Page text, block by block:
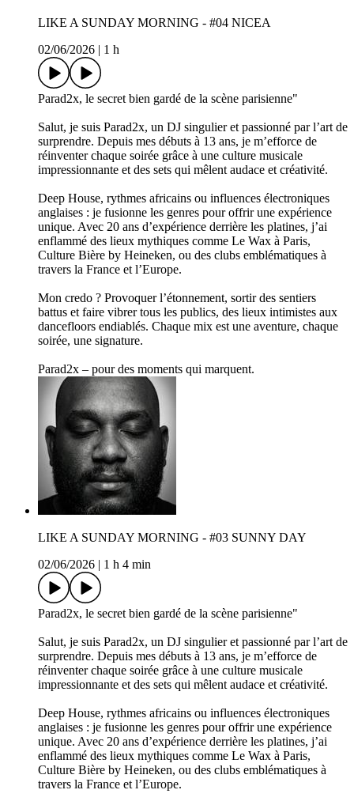
LIKE A SUNDAY MORNING - #04 NICEA
02/06/2026
1 h
Parad2x, le secret bien gardé de la scène parisienne"
Salut, je suis Parad2x, un DJ singulier et passionné par l’art de
surprendre. Depuis mes débuts à 13 ans, je m’efforce de
réinventer chaque soirée grâce à une culture musicale
impressionnante et des sets qui mêlent audace et créativité.
Deep House, rythmes africains ou influences électroniques
anglaises : je fusionne les genres pour offrir une expérience
unique. Avec 20 ans d’expérience derrière les platines, j’ai
enflammé des lieux mythiques comme Le Wax à Paris,
Culture Bière by Heineken, ou des clubs emblématiques à
travers la France et l’Europe.
Mon credo ? Provoquer l’étonnement, sortir des sentiers
battus et faire vibrer tous les publics, des lieux intimistes aux
dancefloors endiablés. Chaque mix est une aventure, chaque
soirée, une signature.
Parad2x – pour des moments qui marquent.
LIKE A SUNDAY MORNING - #03 SUNNY DAY
02/06/2026
1 h 4 min
Parad2x, le secret bien gardé de la scène parisienne"
Salut, je suis Parad2x, un DJ singulier et passionné par l’art de
surprendre. Depuis mes débuts à 13 ans, je m’efforce de
réinventer chaque soirée grâce à une culture musicale
impressionnante et des sets qui mêlent audace et créativité.
Deep House, rythmes africains ou influences électroniques
anglaises : je fusionne les genres pour offrir une expérience
unique. Avec 20 ans d’expérience derrière les platines, j’ai
enflammé des lieux mythiques comme Le Wax à Paris,
Culture Bière by Heineken, ou des clubs emblématiques à
travers la France et l’Europe.